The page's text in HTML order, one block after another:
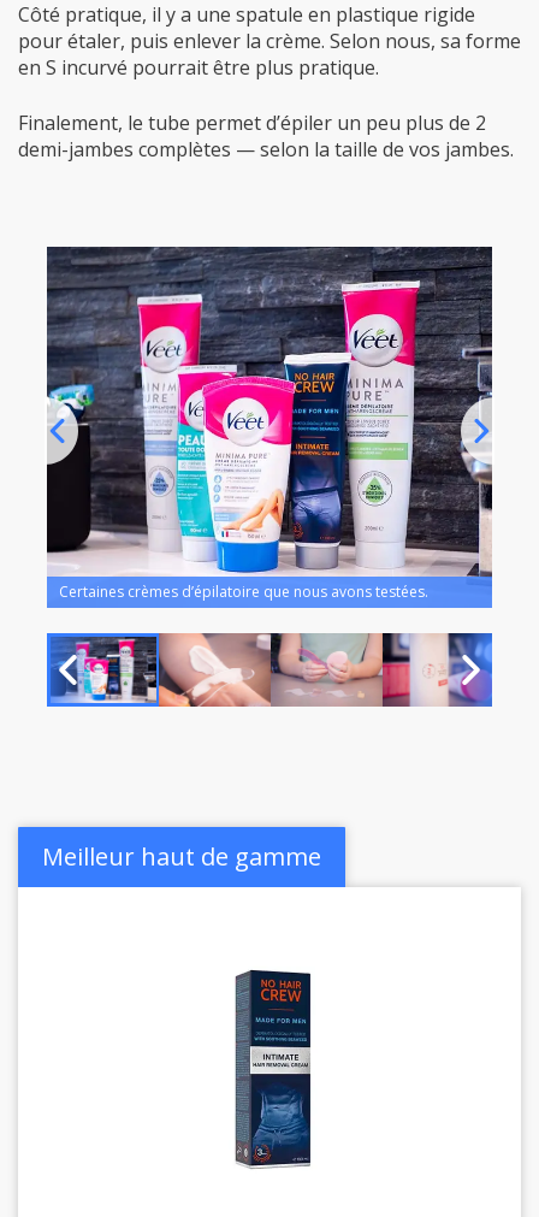
Côté pratique, il y a une spatule en plastique rigide
pour étaler, puis enlever la crème. Selon nous, sa forme
en S incurvé pourrait être plus pratique.
Finalement, le tube permet d’épiler un peu plus de 2
demi-jambes complètes — selon la taille de vos jambes.
Certaines crèmes d’épilatoire que nous avons testées.
Meilleur haut de gamme